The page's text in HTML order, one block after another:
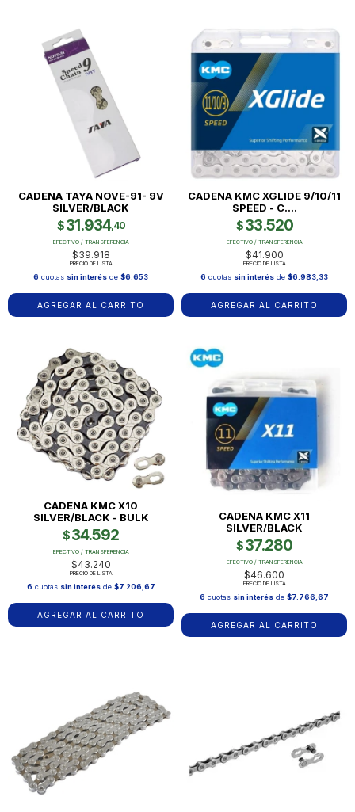
CADENA TAYA NOVE-91- 9V
SILVER/BLACK
$31.934,40
EFECTIVO / TRANSFERENCIA
$39.918
PRECIO DE LISTA
6 cuotas sin interés de $6.653
CADENA KMC XGLIDE 9/10/11
SPEED - C....
$33.520
EFECTIVO / TRANSFERENCIA
$41.900
PRECIO DE LISTA
6 cuotas sin interés de $6.983,33
CADENA KMC X10
SILVER/BLACK - BULK
$34.592
EFECTIVO / TRANSFERENCIA
$43.240
PRECIO DE LISTA
6 cuotas sin interésde $7.206,67
CADENA KMC X11
SILVER/BLACK
$37.280
EFECTIVO / TRANSFERENCIA
$46.600
PRECIO DE LISTA
6 cuotas sin interés de $7.766,67